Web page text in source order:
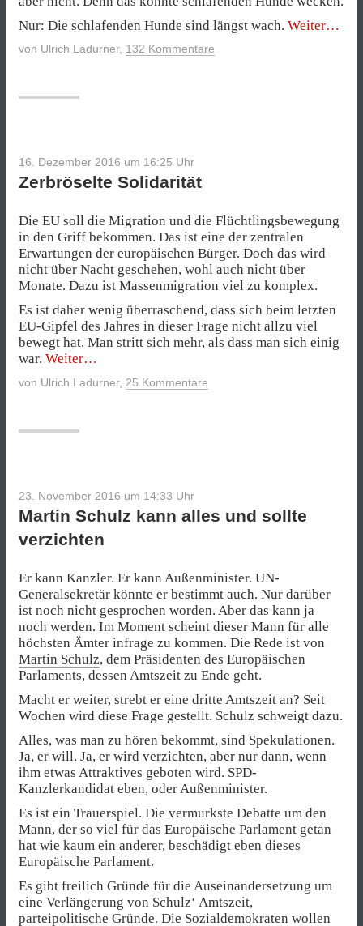
Nur: Die schlafenden Hunde sind längst wach. Weiter
von Ulrich Ladurner, 132 Kommentare
16. Dezember 2016 um 16:25 Uhr
Zerbröselte Solidarität
Die EU soll die Migration und die Flüchtlingsbewegung
in den Griff bekommen. Das ist eine der zentralen
Erwartungen der europäischen Bürger. Doch das wird
nicht über Nacht geschehen, wohl auch nicht über
Monate. Dazu ist Massenmigration viel zu komplex.
Es ist daher wenig überraschend, dass sich beim letzten
EU-Gipfel des Jahres in dieser Frage nicht allzu viel
bewegt hat. Man stritt sich mehr, als dass man sich einig
war. Weiter„Zerbröselte
von Ulrich Ladurner, 25 Kommentare
23. November 2016 um 14:33 Uhr
Martin Schulz kann alles und sollte
verzichten
Er kann Kanzler. Er kann Außenminister. UN-
Generalsekretär könnte er bestimmt auch. Nur darüber
ist noch nicht gesprochen worden. Aber das kann ja
noch werden. Im Moment scheint dieser Mann für alle
höchsten Ämter infrage zu kommen. Die Rede ist von
Martin Schulz, dem Präsidenten des Europäischen
Parlaments, dessen Amtszeit zu Ende geht.
Macht er weiter, strebt er eine dritte Amtszeit an? Seit
Wochen wird diese Frage gestellt. Schulz schweigt dazu.
Alles, was man zu hören bekommt, sind Spekulationen.
Ja, er will. Ja, er wird verzichten, aber nur dann, wenn
ihm etwas Attraktives geboten wird. SPD-
Kanzlerkandidat eben, oder Außenminister.
Es ist ein Trauerspiel. Die vermurkste Debatte um den
Mann, der so viel für das Europäische Parlament getan
hat wie kaum ein anderer, beschädigt eben dieses
Europäische Parlament.
Es gibt freilich Gründe für die Auseinandersetzung um
eine Verlängerung von Schulz‘ Amtszeit,
parteipolitische Gründe. Die Sozialdemokraten wollen